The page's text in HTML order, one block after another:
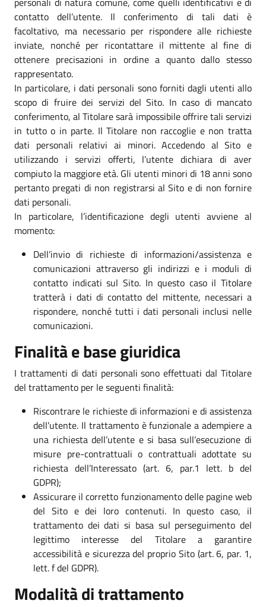
contatto dell’utente. Il conferimento di tali dati è
facoltativo, ma necessario per rispondere alle richieste
inviate, nonché per ricontattare il mittente al fine di
ottenere precisazioni in ordine a quanto dallo stesso
rappresentato.
In particolare, i dati personali sono forniti dagli utenti allo
scopo di fruire dei servizi del Sito. In caso di mancato
conferimento, al Titolare sarà impossibile offrire tali servizi
in tutto o in parte. Il Titolare non raccoglie e non tratta
dati personali relativi ai minori. Accedendo al Sito e
utilizzando i servizi offerti, l’utente dichiara di aver
compiuto la maggiore età. Gli utenti minori di 18 anni sono
pertanto pregati di non registrarsi al Sito e di non fornire
dati personali.
In particolare, l’identificazione degli utenti avviene al
momento:
Dell’invio di richieste di informazioni/assistenza e
comunicazioni attraverso gli indirizzi e i moduli di
contatto indicati sul Sito. In questo caso il Titolare
tratterà i dati di contatto del mittente, necessari a
rispondere, nonché tutti i dati personali inclusi nelle
comunicazioni.
Finalità e base giuridica
I trattamenti di dati personali sono effettuati dal Titolare
del trattamento per le seguenti finalità:
Riscontrare le richieste di informazioni e di assistenza
dell’utente. Il trattamento è funzionale a adempiere a
una richiesta dell’utente e si basa sull’esecuzione di
misure pre-contrattuali o contrattuali adottate su
richiesta dell’Interessato (art. 6, par.1 lett. b del
GDPR);
Assicurare il corretto funzionamento delle pagine web
del Sito e dei loro contenuti. In questo caso, il
trattamento dei dati si basa sul perseguimento del
legittimo interesse del Titolare a garantire
accessibilità e sicurezza del proprio Sito (art. 6, par. 1,
lett. f del GDPR).
Modalità di trattamento